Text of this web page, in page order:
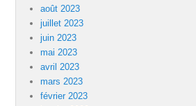
août 2023
juillet 2023
juin 2023
mai 2023
avril 2023
mars 2023
février 2023